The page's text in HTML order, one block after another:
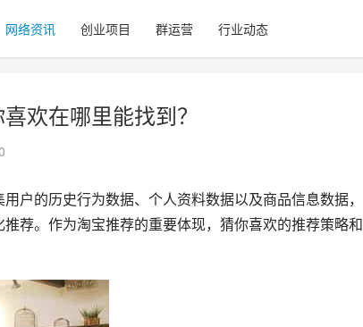
网络资讯 创业项目 群运营 行业动态
欢在哪里能找到？
户的历史行为数据、个人资料数据以及商品信息数据
荐。作为淘宝推荐的重要体现，猜你喜欢的推荐策略